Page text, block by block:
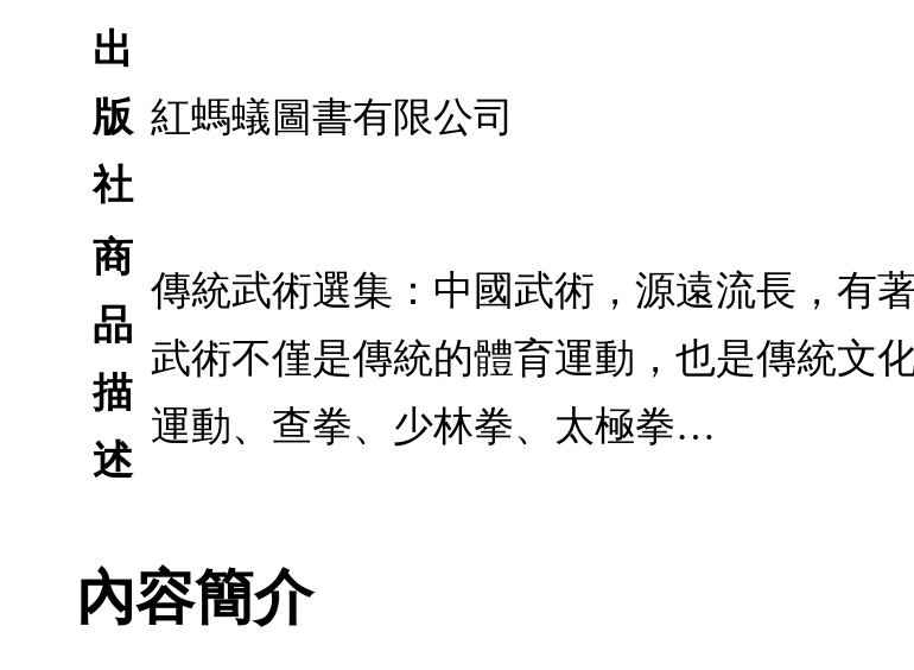
出
版
社
紅螞蟻圖書有限公司
商
品
描
述
傳統武術選集：中國武術，源遠流長，有
武術不僅是傳統的體育運動，也是傳統文
運動、查拳、少林拳、太極拳…
內容簡介